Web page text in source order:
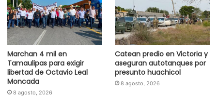
Marchan 4 mil en
Tamaulipas para exigir
libertad de Octavio Leal
Moncada
8 agosto, 2026
Catean predio en Victoria y
aseguran autotanques por
presunto huachicol
8 agosto, 2026